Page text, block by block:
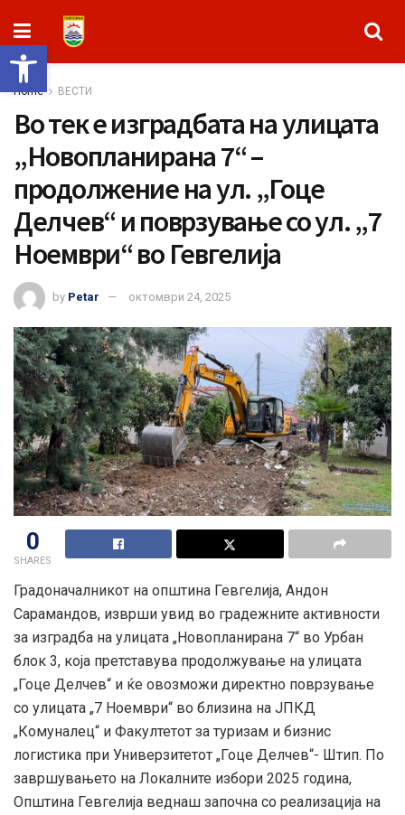
Open toolbar
Home ВЕСТИ
Во тек е изградбата на улицата
„Новопланирана 7“ –
продолжение на ул. „Гоце
Делчев“ и поврзување со ул. „7
Ноември“ во Гевгелија
by Petar октомври 24, 2025
0
SHARES
Градоначалникот на општина Гевгелија, Андон
Сарамандов, изврши увид во градежните активности
за изградба на улицата „Новопланирана 7“ во Урбан
блок 3, која претставува продолжување на улицата
„Гоце Делчев“ и ќе овозможи директно поврзување
со улицата „7 Ноември“ во близина на ЈПКД
„Комуналец“ и Факултетот за туризам и бизнис
логистика при Универзитетот „Гоце Делчев“- Штип. По
завршувањето на Локалните избори 2025 година,
Општина Гевгелија веднаш започна со реализaција на